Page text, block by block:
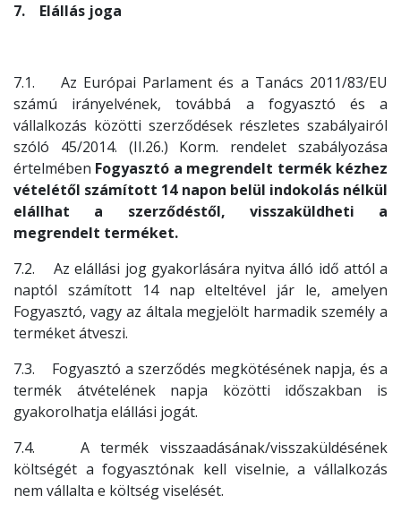
7. Elállás joga
7.1. Az Európai Parlament és a Tanács 2011/83/EU
számú irányelvének, továbbá a fogyasztó és a
vállalkozás közötti szerződések részletes szabályairól
szóló 45/2014. (II.26.) Korm. rendelet szabályozása
értelmében Fogyasztó a megrendelt termék kézhez
vételétől számított 14 napon belül indokolás nélkül
elállhat a szerződéstől, visszaküldheti a
megrendelt terméket.
7.2. Az elállási jog gyakorlására nyitva álló idő attól a
naptól számított 14 nap elteltével jár le, amelyen
Fogyasztó, vagy az általa megjelölt harmadik személy a
terméket átveszi.
7.3. Fogyasztó a szerződés megkötésének napja, és a
termék átvételének napja közötti időszakban is
gyakorolhatja elállási jogát.
7.4. A termék visszaadásának/visszaküldésének
költségét a fogyasztónak kell viselnie, a vállalkozás
nem vállalta e költség viselését.